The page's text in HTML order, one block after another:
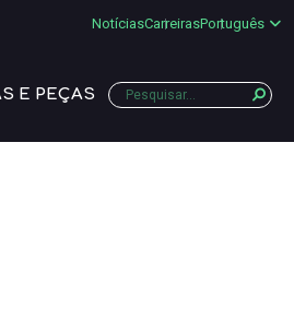
NotíciasCarreirasPortuguês
E PEÇAS